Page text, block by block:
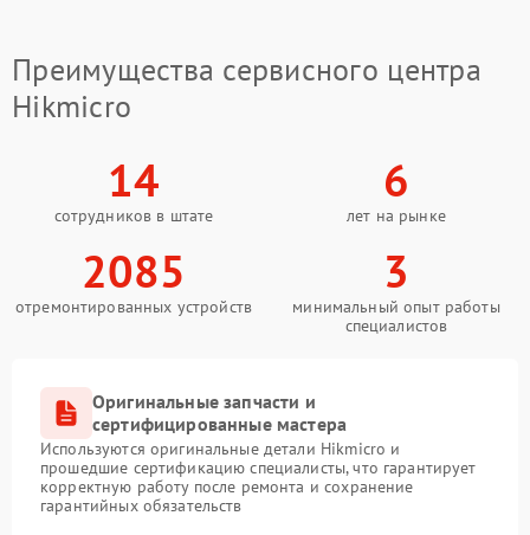
Преимущества сервисного центра
Hikmicro
14
сотрудников в штате
6
лет на рынке
2085
отремонтированных устройств
3
минимальный опыт работы
специалистов
Оригинальные запчасти и
сертифицированные мастера
Используются оригинальные детали Hikmicro и
прошедшие сертификацию специалисты, что гарантирует
корректную работу после ремонта и сохранение
гарантийных обязательств